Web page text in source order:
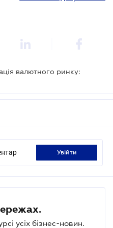
валютного ринку:
увійти
усіх бізнес-новин.